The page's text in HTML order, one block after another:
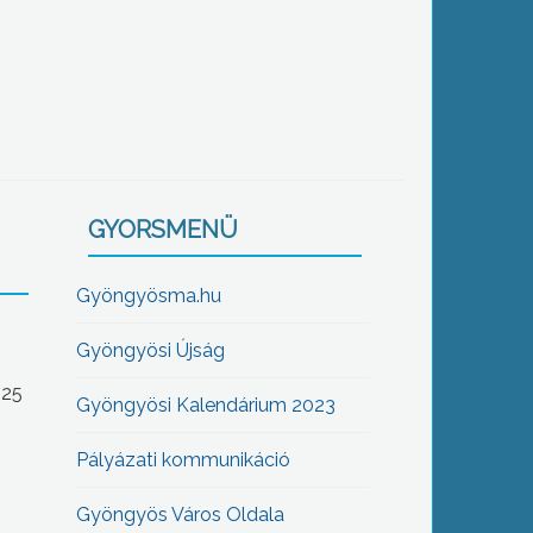
GYORSMENÜ
Gyöngyösma.hu
Gyöngyösi Újság
Gyöngyösi Kalendárium 2023
Pályázati kommunikáció
Gyöngyös Város Oldala